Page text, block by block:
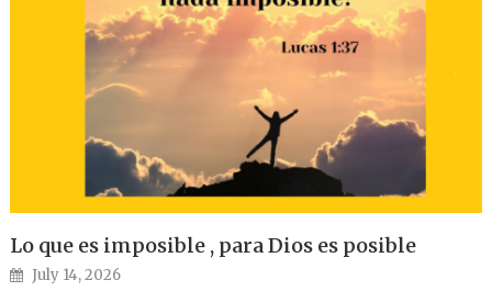
Lo que es imposible , para Dios es posible
Posted on
July 14, 2026